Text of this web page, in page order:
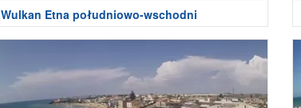
Wulkan Etna południowo-wschodni